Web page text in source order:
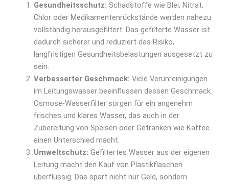
Gesundheitsschutz: Schadstoffe wie Blei, Nitrat,
Chlor oder Medikamentenrückstände werden nahezu
vollständig herausgefiltert. Das gefilterte Wasser ist
dadurch sicherer und reduziert das Risiko,
langfristigen Gesundheitsbelastungen ausgesetzt zu
sein.
Verbesserter Geschmack: Viele Verunreinigungen
im Leitungswasser beeinflussen dessen Geschmack.
Osmose-Wasserfilter sorgen für ein angenehm
frisches und klares Wasser, das auch in der
Zubereitung von Speisen oder Getränken wie Kaffee
einen Unterschied macht.
Umweltschutz: Gefiltertes Wasser aus der eigenen
Leitung macht den Kauf von Plastikflaschen
überflüssig. Das spart nicht nur Geld, sondern